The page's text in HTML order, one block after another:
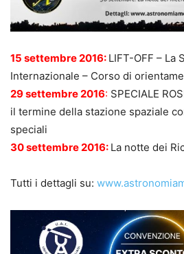
15 settembre 2016: LIFT-OFF – La
Internazionale – Corso di
29 settembre 2016: SPECIALE
il termine della stazione spaziale
speciali
30 settembre 2016: La notte dei
Tutti i dettagli su: